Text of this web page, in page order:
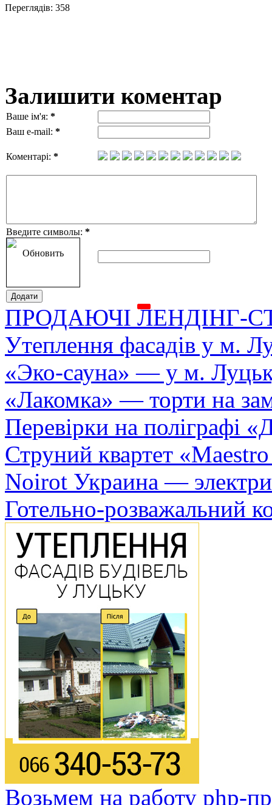
Переглядів: 358
Залишити коментар
Ваше ім'я: *
Ваш e-mail: *
Коментарі: *
Введите символы: *
Обновить
ПРОДАЮЧІ ЛЕНДІНГ-
Утеплення фасадів у м.
«Эко-сауна» — у м.
«Лакомка» — торти на
Перевірки на поліграфі
Струний квартет
Noirot Украина —
Готельно-розважальний
Возьмем на работу php-